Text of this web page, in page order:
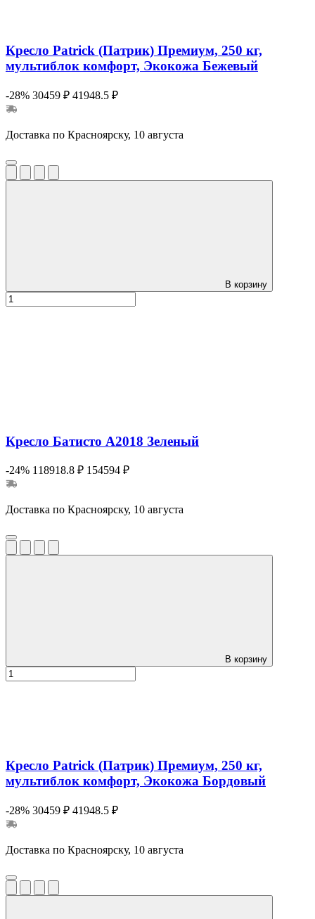
Кресло Patrick (Патрик) Премиум, 250 кг,
мультиблок комфорт, Экокожа Бежевый
-28% 30459 ₽ 41948.5 ₽
Доставка по Красноярску, 10 августа
В корзину
Кресло Батисто А2018 Зеленый
-24% 118918.8 ₽ 154594 ₽
Доставка по Красноярску, 10 августа
В корзину
Кресло Patrick (Патрик) Премиум, 250 кг,
мультиблок комфорт, Экокожа Бордовый
-28% 30459 ₽ 41948.5 ₽
Доставка по Красноярску, 10 августа